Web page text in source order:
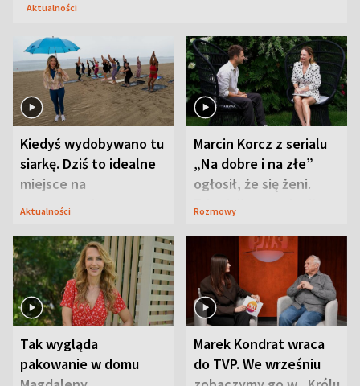
Aktualności
Kiedyś wydobywano tu
siarkę. Dziś to idealne
miejsce na
wypoczynek
Aktualności
Marcin Korcz z serialu
„Na dobre i na złe”
ogłosił, że się żeni.
Zdradził, co zmienił
Rozmowy
Tak wygląda
pakowanie w domu
Marek Kondrat wraca
do TVP. We wrześniu